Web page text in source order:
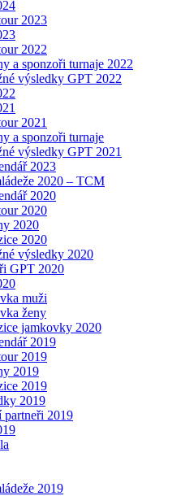
2023
2022
a sponzoři turnaje 2022
výsledky GPT 2022
2021
a sponzoři turnaje
výsledky GPT 2021
2023
2020 – TCM
2020
2020
2020
2020
výsledky 2020
GPT 2020
muži
ženy
jamkovky 2020
2019
2019
2019
2019
2019
partneři 2019
2019